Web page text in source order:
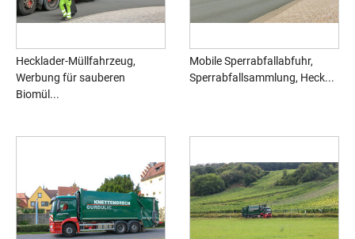
Hecklader-Müllfahrzeug,
Werbung für sauberen
Biomül...
Mobile Sperrabfallabfuhr,
Sperrabfallsammlung, Heck...